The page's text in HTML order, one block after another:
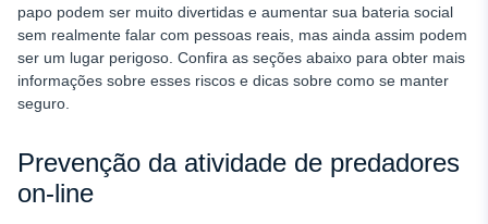
papo podem ser muito divertidas e aumentar sua bateria social
sem realmente falar com pessoas reais, mas ainda assim podem
ser um lugar perigoso. Confira as seções abaixo para obter mais
informações sobre esses riscos e dicas sobre como se manter
seguro.
Prevenção da atividade de predadores
on-line